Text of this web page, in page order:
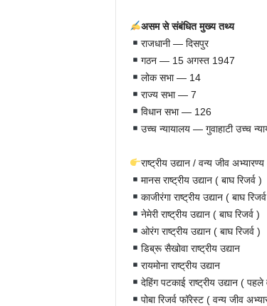
असम से संबंधित मुख्य तथ्य
राजधानी — दिसपुर
गठन — 15 अगस्त 1947
लोक सभा — 14
राज्य सभा — 7
विधान सभा — 126
उच्च न्यायालय — गुवाहाटी उच्च
राष्ट्रीय उद्यान / वन्य जीव
मानस राष्ट्रीय उद्यान ( बाघ रिजर्व )
काजीरंगा राष्ट्रीय उद्यान ( बाघ
नेमेरी राष्ट्रीय उद्यान ( बाघ रिजर्व )
ओरंग राष्ट्रीय उद्यान ( बाघ रिजर्व )
डिब्रू सैखोवा राष्ट्रीय उद्यान
रायमोना राष्ट्रीय उद्यान
देहिंग पटकाई राष्ट्रीय उद्यान (
पोबा रिजर्व फॉरेस्ट ( वन्य जीव